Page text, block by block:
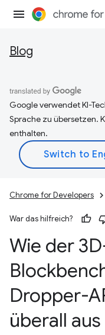
Blog
Google verwendet KI-
Sprache zu übersetzen.
enthalten.
Chrome for Developers
War das hilfreich?
Wie der
Dropper-
überall